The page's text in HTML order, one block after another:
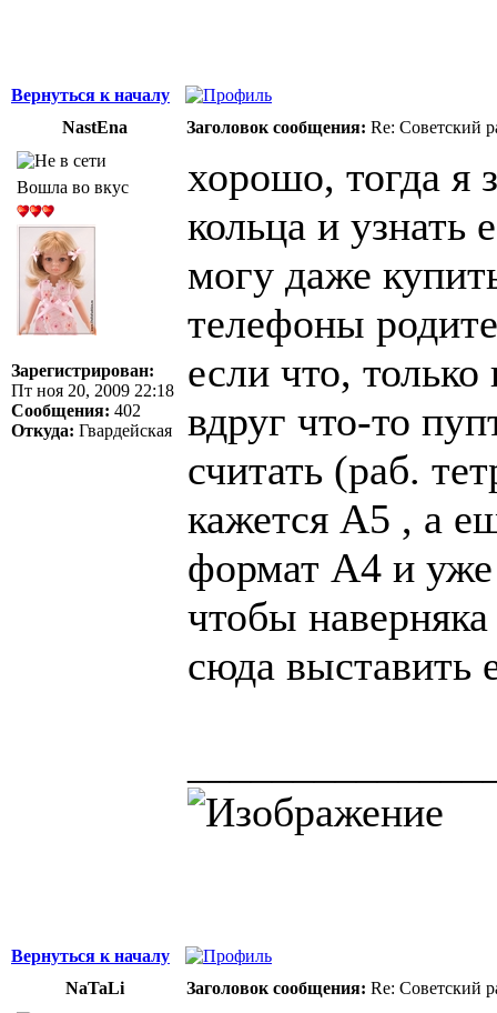
Вернуться к началу
NastEna
Заголовок сообщения: Re: Советский
Вошла во вкус
Зарегистрирован:
Пт ноя 20, 2009 22:18
Сообщения: 402
Откуда: Гвардейская
хорошо, тогда я
кольца и узнать
могу даже
телефоны
если что,
вдруг что-то
считать (раб.
кажется А5 , а
формат А4 и уже
чтобы
сюда выставить
Вернуться к началу
NaTaLi
Заголовок сообщения: Re: Советский